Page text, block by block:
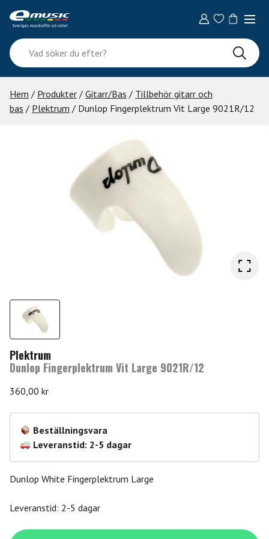
content
Vad
söker
du
efter?
Hem / Produkter / Gitarr/Bas / Tillbehör gitarr och
bas / Plektrum / Dunlop Fingerplektrum Vit Large 9021R/12
Plektrum
Dunlop Fingerplektrum Vit Large 9021R/12
360,00 kr
Beställningsvara
Leveranstid: 2-5 dagar
Dunlop White Fingerplektrum Large
Leveranstid: 2-5 dagar
Dunlop